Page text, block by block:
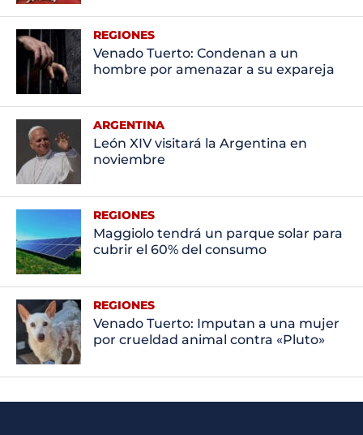
REGIONES
Venado Tuerto: Condenan a un
hombre por amenazar a su expareja
ARGENTINA
León XIV visitará la Argentina en
noviembre
REGIONES
Maggiolo tendrá un parque solar para
cubrir el 60% del consumo
REGIONES
Venado Tuerto: Imputan a una mujer
por crueldad animal contra «Pluto»